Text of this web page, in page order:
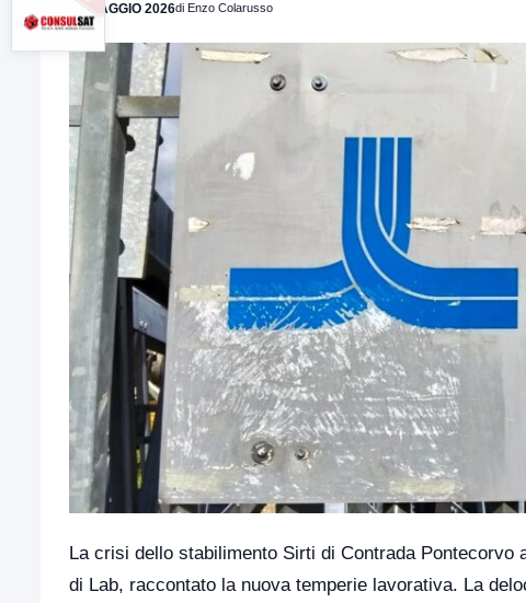
19 MAGGIO 2026di Enzo Colarusso
La crisi dello stabilimento Sirti di Contrada Pontecorvo
di Lab, raccontato la nuova temperie lavorativa. La